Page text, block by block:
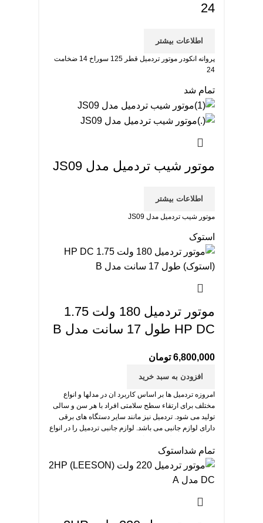
24
اطلاعات بیشتر
پروانه انکودر موتور تردمیل قطر 125 سوراخ 14 ضخامت
24
تمام شد
موتور شیب تردمیل مدل JS09
اطلاعات بیشتر
موتور شیب تردمیل مدل JS09
استوک
موتور تردمیل 180 ولت 1.75
HP DC طول 17 سانت مدل B
6,800,000 تومان
افزودن به سبد خرید
امروزه تردمیل ها بر اساس کاربرد ان در مدلها و انواع
مختلف برای ارتقاء سطح سلامتی افراد با هر سن و سالی
تولید می شود. تردمیل نیز مانند سایر دستگاه های برقی
دارای لوازم جانبی می باشد. لوازم جانبی تردمیل را در انواع
مهم ترین بخش تردمیل است.
تمام شد استوک